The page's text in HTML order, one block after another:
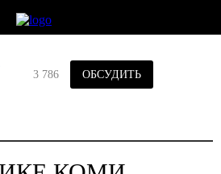
3 786 ОБСУДИТЬ